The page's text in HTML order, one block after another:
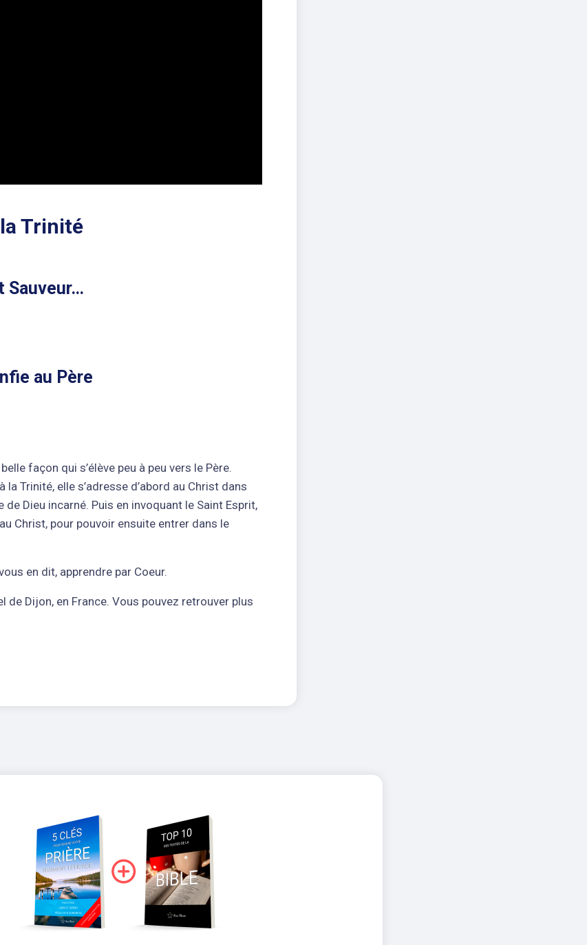
Trinité
Sauveur…
au Père
façon qui s’élève peu à peu vers le Père.
Trinité, elle s’adresse d’abord au Christ dans
Dieu incarné. Puis en invoquant le Saint Esprit,
Christ, pour pouvoir ensuite entrer dans le
en dit, apprendre par Coeur.
Dijon, en France. Vous pouvez retrouver plus